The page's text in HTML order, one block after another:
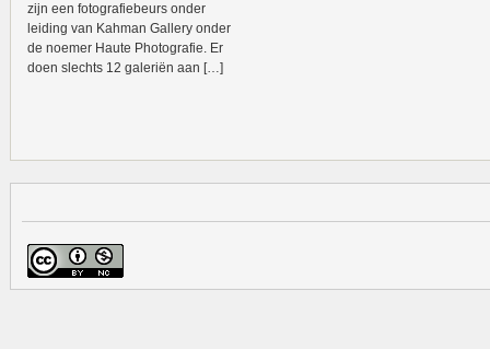
zijn een fotografiebeurs onder
leiding van Kahman Gallery onder
de noemer Haute Photografie. Er
doen slechts 12 galeriën aan […]